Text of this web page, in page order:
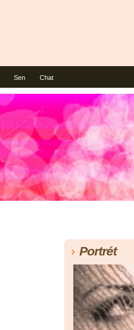
Sen Chat
Portrét